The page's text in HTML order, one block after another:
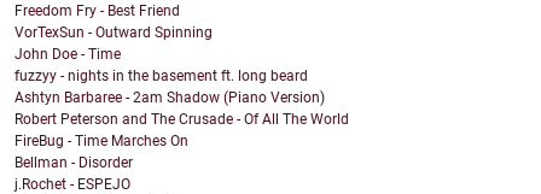
Freedom Fry - Best Friend
VorTexSun - Outward Spinning
John Doe - Time
fuzzyy - nights in the basement ft. long beard
Ashtyn Barbaree - 2am Shadow (Piano Version)
Robert Peterson and The Crusade - Of All The World
FireBug - Time Marches On
Bellman - Disorder
j.Rochet - ESPEJO